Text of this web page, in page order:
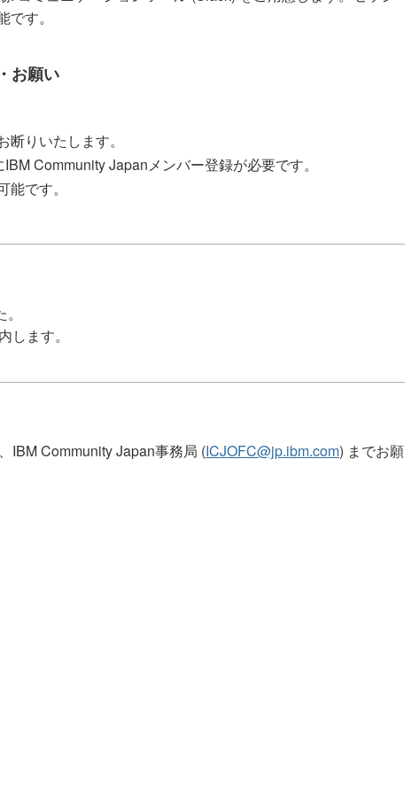
す。
お願い
りいたします。
Community Japanメンバー登録が必要です。
です。
します。
IBM Community Japan事務局 (ICJOFC@jp.ibm.com) までお願